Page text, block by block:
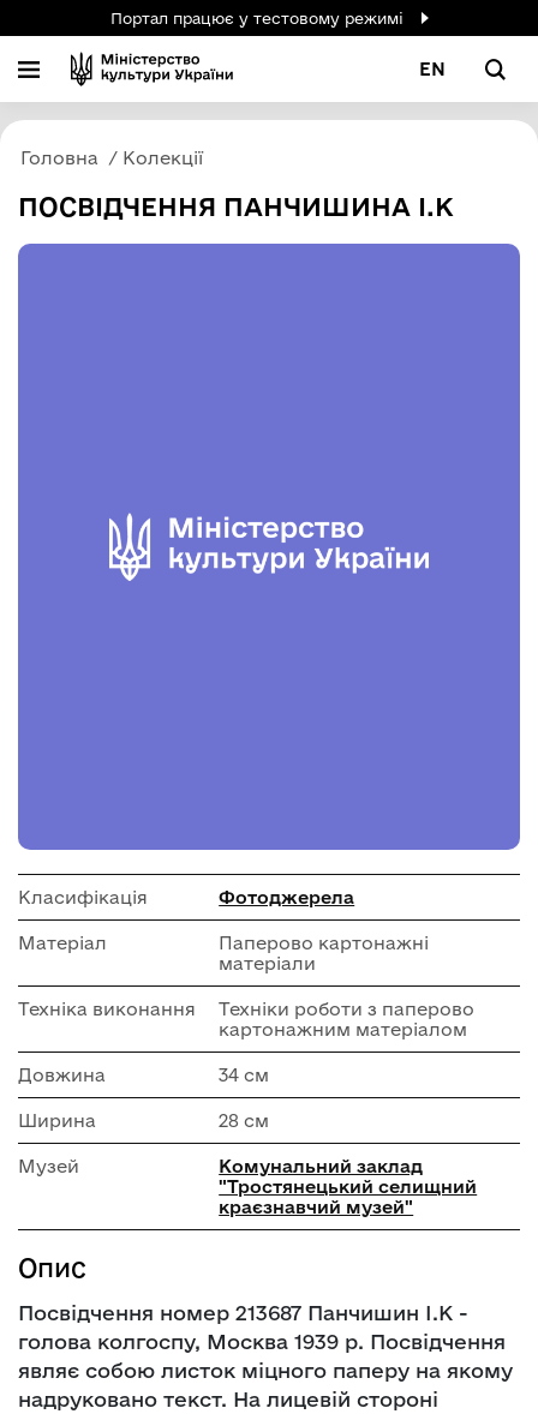
Портал працює у тестовому режимі
EN
Головна Колекції
ПОСВІДЧЕННЯ ПАНЧИШИНА І.К
Класифікація Фотоджерела
Матеріал
Паперово картонажні
матеріали
Техніка виконання
Техніки роботи з паперово
картонажним матеріалом
Довжина 34 см
Ширина 28 см
Музей
Комунальний заклад
"Тростянецький селищний
краєзнавчий музей"
Опис
Посвідчення номер 213687 Панчишин І.К -
голова колгоспу, Москва 1939 р. Посвідчення
являє собою листок міцного паперу на якому
надруковано текст. На лицевій стороні